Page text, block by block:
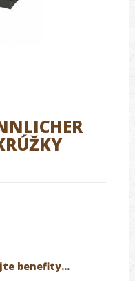
benefity...